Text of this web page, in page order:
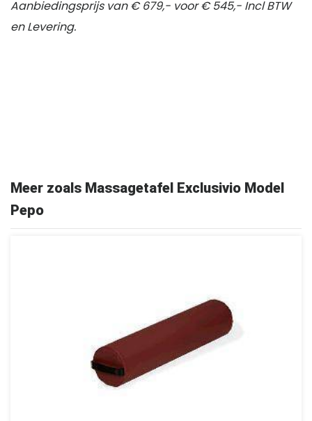
Aanbiedingsprijs van € 679,- voor € 545,- Incl BTW
en Levering.
Meer zoals Massagetafel Exclusivio Model
Pepo